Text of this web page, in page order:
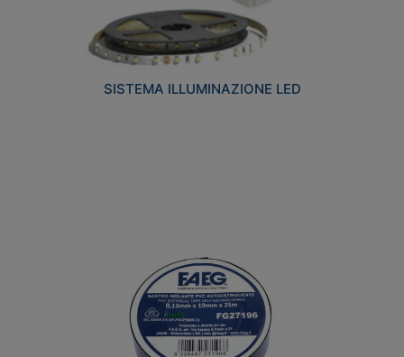
SISTEMA ILLUMINAZIONE LED